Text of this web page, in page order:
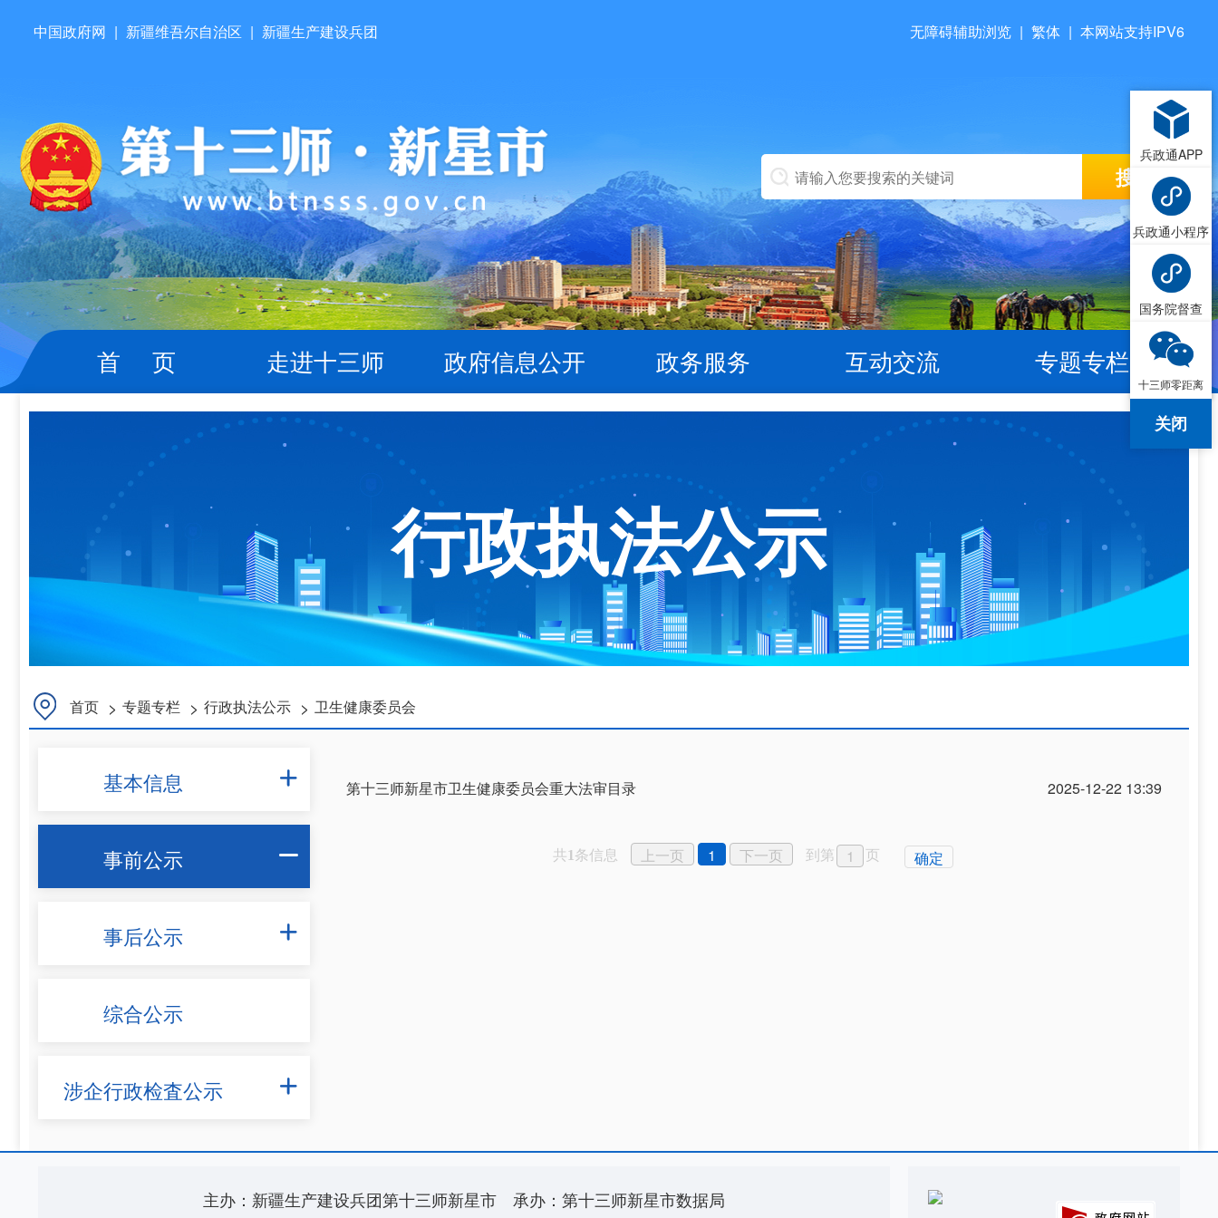
中国政府网 | 新疆维吾尔自治区 | 新疆生产建设兵团 无障碍辅助浏览 | 繁体 | 本网站支持IPV6
首 页 走进十三师 政府信息公开 政务服务 互动交流 专题专栏
行政执法公示
首页 > 专题专栏 > 行政执法公示 > 卫生健康委员会
基本信息 
事前公示 
事后公示 
综合公示
涉企行政检査公示 
2025-12-22 13:39
第十三师新星市卫生健康委员会重大法审目录
共1 条信息 上一页 1 下一页 到第 页 确定
主办：新疆生产建设兵团第十三师新星市 承办：第十三师新星市数据局
兵政通APP
兵政通小程序
国务院督查
十三师零距离
关闭